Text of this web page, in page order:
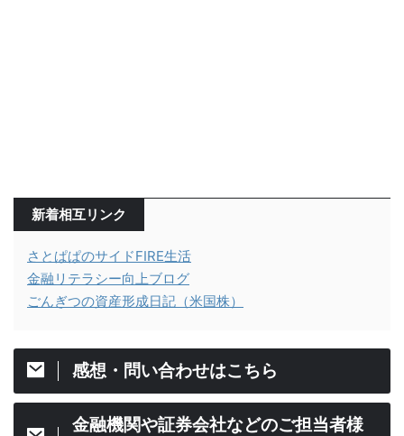
新着相互リンク
さとぱぱのサイドFIRE生活
金融リテラシー向上ブログ
ごんぎつの資産形成日記（米国株）
感想・問い合わせはこちら
金融機関や証券会社などのご担当者様